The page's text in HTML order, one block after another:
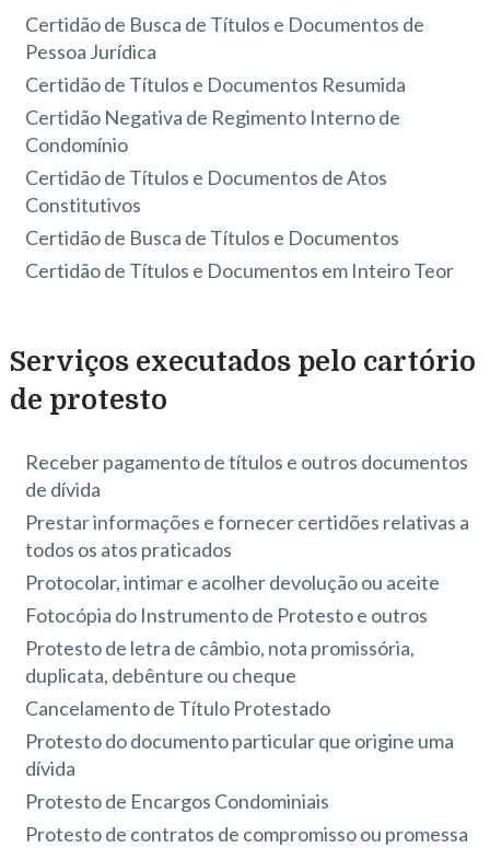
Certidão de Busca de Títulos e Documentos de
Pessoa Jurídica
Certidão de Títulos e Documentos Resumida
Certidão Negativa de Regimento Interno de
Condomínio
Certidão de Títulos e Documentos de Atos
Constitutivos
Certidão de Busca de Títulos e Documentos
Certidão de Títulos e Documentos em Inteiro Teor
Serviços executados pelo cartório
de protesto
Receber pagamento de títulos e outros documentos
de dívida
Prestar informações e fornecer certidões relativas a
todos os atos praticados
Protocolar, intimar e acolher devolução ou aceite
Fotocópia do Instrumento de Protesto e outros
Protesto de letra de câmbio, nota promissória,
duplicata, debênture ou cheque
Cancelamento de Título Protestado
Protesto do documento particular que origine uma
dívida
Protesto de Encargos Condominiais
Protesto de contratos de compromisso ou promessa